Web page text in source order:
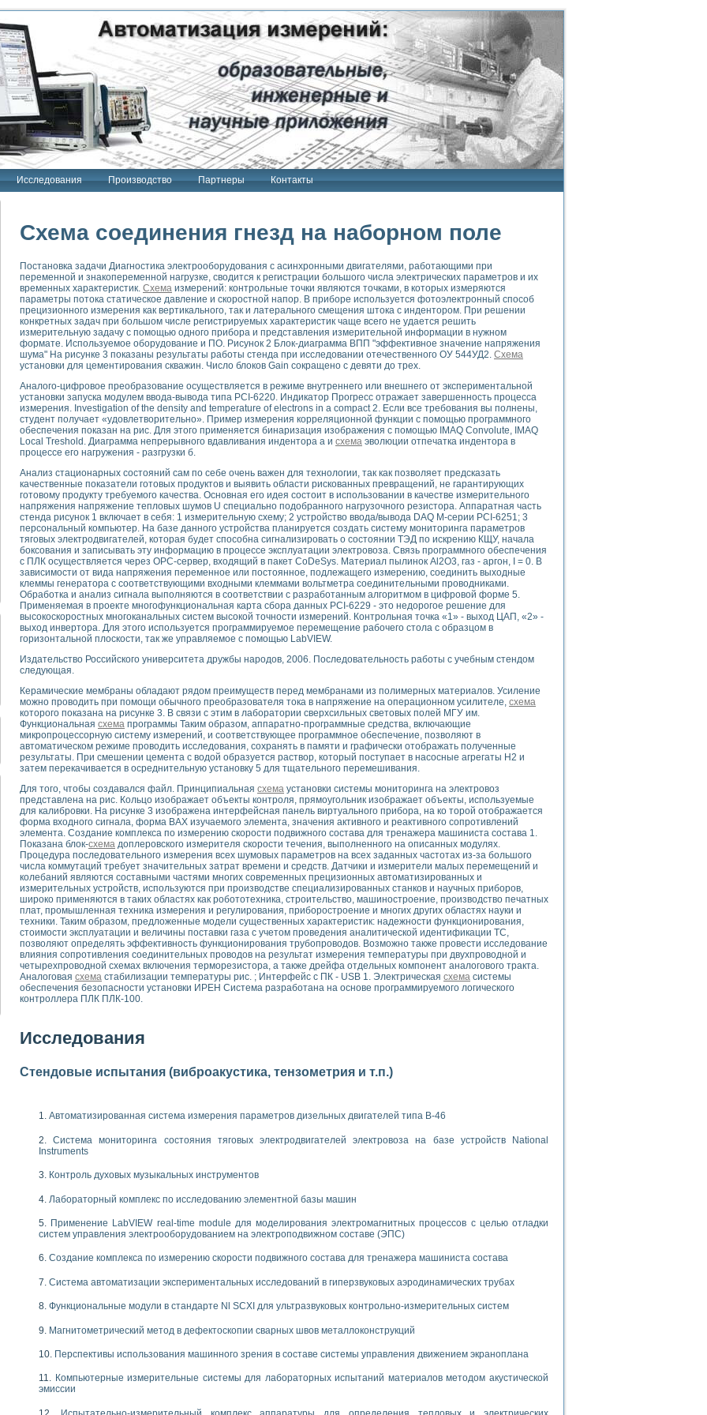
Исследования Производство Партнеры Контакты
"Сигнал-USB"
Интроскан
система
USB"
терапии серии СКАН
тензометрия и т.п.)
измерения параметров дизельных двигателей типа В-46
тяговых электродвигателей электровоза на базе устройств National Instruments
инструментов
элементной базы машин
module для моделирования электромагнитных процессов с целью отладки систем управления электрооборудованием на электроподвижном составе
скорости подвижного состава для тренажера машиниста состава
исследований в гиперзвуковых аэродинамических трубах
Nl SCXI для ультразвуковых контрольно-измерительных систем
сварных швов металлоконструкций
зрения в составе системы управления движением экраноплана
системы для лабораторных испытаний материалов методом акустической эмиссии
комплекс аппаратуры для определения тепловых и электрических характеристик и параметров силовых полупроводниковых приборов
процессов ДВС в динамических режимах
систем передачи данных
для исследования АЧХ и ФЧХ активных фильтров
для исследования параметров двухполюсников резонансным методом
операционных усилителей с применением аппаратно-программных средств NATIONAL INSTRUMENTS
на основе цифровой обработки выборок мгновенных значений
компенсации эхо-сигналов
математического моделирования сверхширокополосного стробоскопического осциллографа и исследования методов расширения его полосы
измерителя ВАХ фотоэлементов на базе виртуальных средств измерений
генератора сигналов - имитатора джиттера и измерителя параметров джиттера
исследование линейных антенн и антенных решеток в учебной лаборатории средствами LabVIEW
модуля с высоким разрешением для создания SPICE- модели импульсного сигнала
радиолокационного сигнала и его FFT анализ в программной среде Lab VIEW 7.1
уравнений состояния для исследования переходных процессов в среде LabVIEW
для устройства сбора данных NI USB-6009
стенда для измерения относительного остаточного электросопротивления (RRR) сверхпроводников
построения картины возбуждения комбинационных колебаний в пространстве Ван Дер Поля
показателей качества электрической энергии
управления источником питания PSP 2010 фирмы GW INSTEK
амперных характеристик солнечных модулей на базе USB-6008
нано-, фемто-, биотехнологии и мехатроника
по измерению временных характеристик реверсивных сред
комплекс на базе LabVIEW для исследования наноструктур
и оптимизации тепловой обработки биопродуктов с применением современных информационных технологий и программных средств
функциональных возможностей алгоритма полигармонической экстраполяции
экономичного виртуального полярографа на основе платы USB 6008 в среде LabVIEW
макрочастиц в упорядоченных плазменно-пылевых структурах
диагностики крови
сверхпроводящим соленоидом с биквадрантным источником тока
выпадения осадка в реальном времени
анализа в медицинской эндоскопии
программно - аппаратного комплекса NI - Motion
тиристорным электроприводом
стенда для исследования плазменных процессов синтеза нанопорошков
диагностики плазмы
дифракционные датчики малых перемещений и колебаний
и развития дефектов в растущем монокристалле карбида кремния на основе акустической эмиссии и лазерной интерферометрии
механических свойств материалов в наношкале
металлообрабатывающих станков
процессов получения дисперсных продуктов на основе виртуальных приборов
зрения для контроля образцов
переходных процессов при коротких замыканиях в узлах электрических нагрузок
Схема соединения гнезд на наборном поле
Постановка задачи Диагностика электрооборудования с асинхронными двигателями, работающими при
переменной и знакопеременной нагрузке, сводится к регистрации большого числа электрических параметров и их
временных характеристик. Схема измерений: контрольные точки являются точками, в которых измеряются
параметры потока статическое давление и скоростной напор. В приборе используется фотоэлектронный способ
прецизионного измерения как вертикального, так и латерального смещения штока с индентором. При решении
конкретных задач при большом числе регистрируемых характеристик чаще всего не удается решить
измерительную задачу с помощью одного прибора и представления измерительной информации в нужном
формате. Используемое оборудование и ПО. Рисунок 2 Блок-диаграмма ВПП "эффективное значение напряжения
шума" На рисунке 3 показаны результаты работы стенда при исследовании отечественного ОУ 544УД2. Схема
установки для цементирования скважин. Число блоков Gain сокращено с девяти до трех.
Аналого-цифровое преобразование осуществляется в режиме внутреннего или внешнего от экспериментальной
установки запуска модулем ввода-вывода типа PCI-6220. Индикатор Прогресс отражает завершенность процесса
измерения. Investigation of the density and temperature of electrons in a compact 2. Если все требования вы полнены,
студент получает «удовлетворительно». Пример измерения корреляционной функции с помощью программного
обеспечения показан на рис. Для этого применяется бинаризация изображения с помощью IMAQ Convolute, IMAQ
Local Treshold. Диаграмма непрерывного вдавливания индентора а и схема эволюции отпечатка индентора в
процессе его нагружения - разгрузки б.
Анализ стационарных состояний сам по себе очень важен для технологии, так как позволяет предсказать
качественные показатели готовых продуктов и выявить области рискованных превращений, не гарантирующих
готовому продукту требуемого качества. Основная его идея состоит в использовании в качестве измерительного
напряжения напряжение тепловых шумов U специально подобранного нагрузочного резистора. Аппаратная часть
стенда рисунок 1 включает в себя: 1 измерительную схему; 2 устройство ввода/вывода DAQ М-серии PCI-6251; 3
персональный компьютер. На базе данного устройства планируется создать систему мониторинга параметров
тяговых электродвигателей, которая будет способна сигнализировать о состоянии ТЭД по искрению КЩУ, начала
боксования и записывать эту информацию в процессе эксплуатации электровоза. Связь программного обеспечения
с ПЛК осуществляется через ОРС-сервер, входящий в пакет CoDeSys. Материал пылинок Аl2О3, газ - аргон, I = 0. В
зависимости от вида напряжения переменное или постоянное, подлежащего измерению, соединить выходные
клеммы генератора с соответствующими входными клеммами вольтметра соединительными проводниками.
Обработка и анализ сигнала выполняются в соответствии с разработанным алгоритмом в цифровой форме 5.
Применяемая в проекте многофункциональная карта сбора данных PCI-6229 - это недорогое решение для
высокоскоростных многоканальных систем высокой точности измерений. Контрольная точка «1» - выход ЦАП, «2» -
выход инвертора. Для этого используется программируемое перемещение рабочего стола с образцом в
горизонтальной плоскости, так же управляемое с помощью LabVIEW.
Издательство Российского университета дружбы народов, 2006. Последовательность работы с учебным стендом
следующая.
Керамические мембраны обладают рядом преимуществ перед мембранами из полимерных материалов. Усиление
можно проводить при помощи обычного преобразователя тока в напряжение на операционном усилителе, схема
которого показана на рисунке 3. В связи с этим в лаборатории сверхсильных световых полей МГУ им.
Функциональная схема программы Таким образом, аппаратно-программные средства, включающие
микропроцессорную систему измерений, и соответствующее программное обеспечение, позволяют в
автоматическом режиме проводить исследования, сохранять в памяти и графически отображать полученные
результаты. При смешении цемента с водой образуется раствор, который поступает в насосные агрегаты Н2 и
затем перекачивается в осреднительную установку 5 для тщательного перемешивания.
Для того, чтобы создавался файл. Принципиальная схема установки системы мониторинга на электровоз
представлена на рис. Кольцо изображает объекты контроля, прямоугольник изображает объекты, используемые
для калибровки. На рисунке 3 изображена интерфейсная панель виртуального прибора, на ко торой отображается
форма входного сигнала, форма ВАХ изучаемого элемента, значения активного и реактивного сопротивлений
элемента. Создание комплекса по измерению скорости подвижного состава для тренажера машиниста состава 1.
Показана блок-схема доплеровского измерителя скорости течения, выполненного на описанных модулях.
Процедура последовательного измерения всех шумовых параметров на всех заданных частотах из-за большого
числа коммутаций требует значительных затрат времени и средств. Датчики и измерители малых перемещений и
колебаний являются составными частями многих современных прецизионных автоматизированных и
измерительных устройств, используются при производстве специализированных станков и научных приборов,
широко применяются в таких областях как робототехника, строительство, машиностроение, производство печатных
плат, промышленная техника измерения и регулирования, приборостроение и многих других областях науки и
техники. Таким образом, предложенные модели существенных характеристик: надежности функционирования,
стоимости эксплуатации и величины поставки газа с учетом проведения аналитической идентификации ТС,
позволяют определять эффективность функционирования трубопроводов. Возможно также провести исследование
влияния сопротивления соединительных проводов на результат измерения температуры при двухпроводной и
четырехпроводной схемах включения терморезистора, а также дрейфа отдельных компонент аналогового тракта.
Аналоговая схема стабилизации температуры рис. ; Интерфейс с ПК - USB 1. Электрическая схема системы
обеспечения безопасности установки ИРЕН Система разработана на основе программируемого логического
контроллера ПЛК ПЛК-100.
Исследования
Стендовые испытания (виброакустика, тензометрия и т.п.)
Автоматизированная система измерения параметров дизельных двигателей типа В-46
Система мониторинга состояния тяговых электродвигателей электровоза на базе устройств National
Instruments
Контроль духовых музыкальных инструментов
Лабораторный комплекс по исследованию элементной базы машин
Применение LabVIEW real-time module для моделирования электромагнитных процессов с целью отладки
систем управления электрооборудованием на электроподвижном составе (ЭПС)
Создание комплекса по измерению скорости подвижного состава для тренажера машиниста состава
Система автоматизации экспериментальных исследований в гиперзвуковых аэродинамических трубах
Функциональные модули в стандарте Nl SCXI для ультразвуковых контрольно-измерительных систем
Магнитометрический метод в дефектоскопии сварных швов металлоконструкций
Перспективы использования машинного зрения в составе системы управления движением экраноплана
Компьютерные измерительные системы для лабораторных испытаний материалов методом акустической
эмиссии